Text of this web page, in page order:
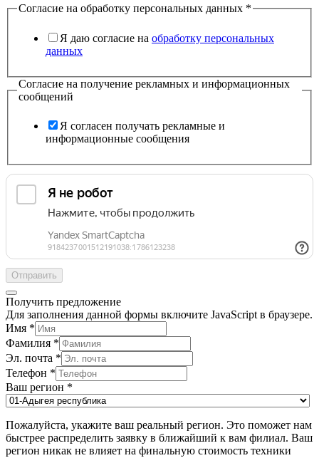
Согласие на обработку персональных данных *
Я даю согласие на обработку персональных
данных
Согласие на получение рекламных и информационных
сообщений
Я согласен получать рекламные и
информационные сообщения
Отправить
Получить предложение
Для заполнения данной формы включите JavaScript в браузере.
Имя *
Фамилия *
Эл. почта *
Телефон *
Ваш регион *
Пожалуйста, укажите ваш реальный регион. Это поможет нам
быстрее распределить заявку в ближайший к вам филиал. Ваш
регион никак не влияет на финальную стоимость техники